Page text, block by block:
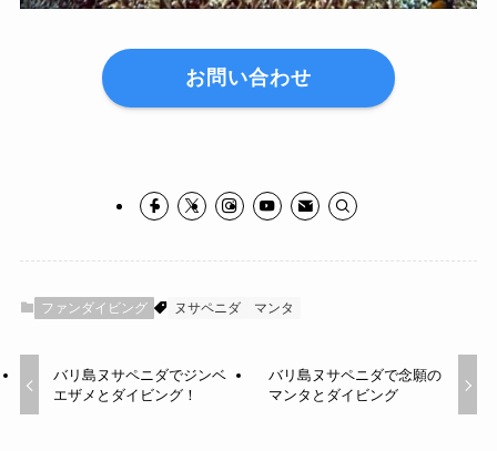
お問い合わせ
ファンダイビング ヌサペニダ マンタ
バリ島ヌサペニダでジンベ
エザメとダイビング！
バリ島ヌサペニダで念願の
マンタとダイビング